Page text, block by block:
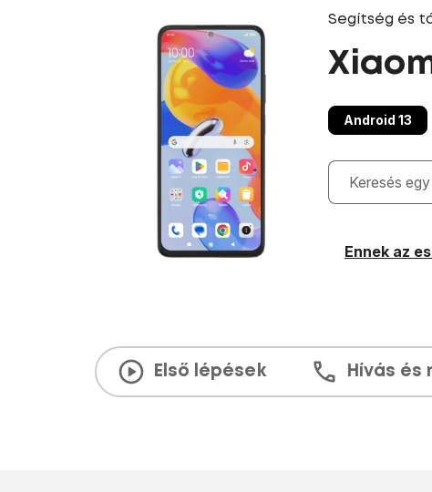
Segítség és
Android 13
Gépelés
Ennek az
Első lépések Hívás és